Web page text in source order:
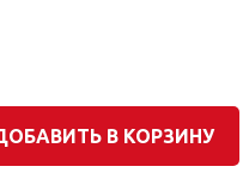
В КОРЗИНУ